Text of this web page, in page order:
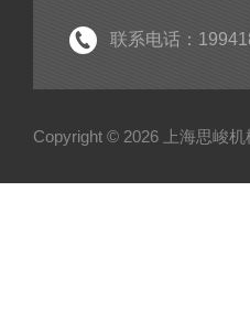
联系电话：
Copyright © 2026 上海思峻